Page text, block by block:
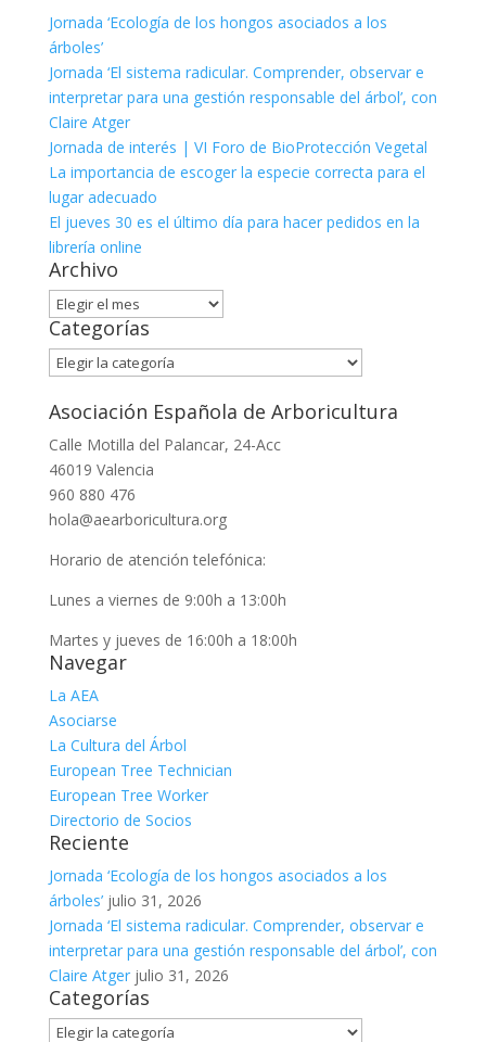
Jornada ‘Ecología de los hongos asociados a los
árboles’
Jornada ‘El sistema radicular. Comprender, observar e
interpretar para una gestión responsable del árbol’, con
Claire Atger
Jornada de interés | VI Foro de BioProtección Vegetal
La importancia de escoger la especie correcta para el
lugar adecuado
El jueves 30 es el último día para hacer pedidos en la
librería online
Archivo
Archivo
Categorías
Categorías
Asociación Española de Arboricultura
Calle Motilla del Palancar, 24-Acc
46019 Valencia
960 880 476
hola@aearboricultura.org
Horario de atención telefónica:
Lunes a viernes de 9:00h a 13:00h
Martes y jueves de 16:00h a 18:00h
Navegar
La AEA
Asociarse
La Cultura del Árbol
European Tree Technician
European Tree Worker
Directorio de Socios
Reciente
Jornada ‘Ecología de los hongos asociados a los
árboles’ julio 31, 2026
Jornada ‘El sistema radicular. Comprender, observar e
interpretar para una gestión responsable del árbol’, con
Claire Atger julio 31, 2026
Categorías
Categorías